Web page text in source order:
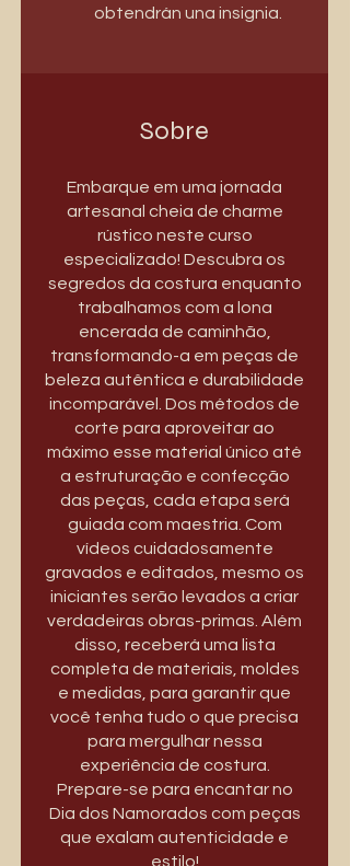
obtendrán una insignia.
Sobre
Embarque em uma jornada
artesanal cheia de charme
rústico neste curso
especializado! Descubra os
segredos da costura enquanto
trabalhamos com a lona
encerada de caminhão,
transformando-a em peças de
beleza autêntica e durabilidade
incomparável. Dos métodos de
corte para aproveitar ao
máximo esse material único até
a estruturação e confecção
das peças, cada etapa será
guiada com maestria. Com
vídeos cuidadosamente
gravados e editados, mesmo os
iniciantes serão levados a criar
verdadeiras obras-primas. Além
disso, receberá uma lista
completa de materiais, moldes
e medidas, para garantir que
você tenha tudo o que precisa
para mergulhar nessa
experiência de costura.
Prepare-se para encantar no
Dia dos Namorados com peças
que exalam autenticidade e
estilo!